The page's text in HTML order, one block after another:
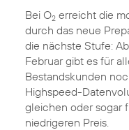
Bei O2erreicht die
durch das neue
die nächste Stufe: Ab
Februar gibt es für
Bestandskunden
Highspeed-
gleichen oder sogar
niedrigeren Preis.